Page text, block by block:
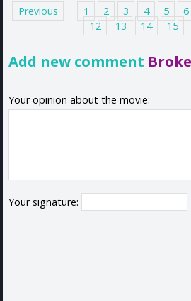
Previous 1 2 3 4 5 6
12
13 14 15
Add new comment
Your opinion about the movie:
Your signature: